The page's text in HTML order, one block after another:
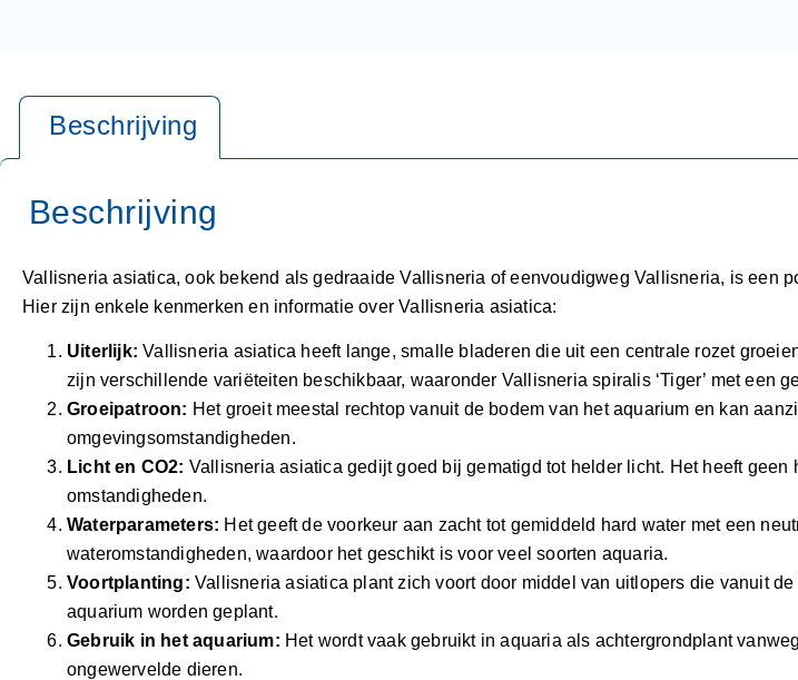
Vallisneria asiatica, ook bekend als gedraaide Vallisneria of eenvoudigweg Vallisneria, is een
Hier zijn enkele kenmerken en informatie over Vallisneria asiatica:
Uiterlijk: Vallisneria asiatica heeft lange, smalle bladeren die uit een centrale rozet
zijn verschillende variëteiten beschikbaar, waaronder Vallisneria spiralis ‘Tiger’ met een
Groeipatroon: Het groeit meestal rechtop vanuit de bodem van het aquarium en kan
omgevingsomstandigheden.
Licht en CO2: Vallisneria asiatica gedijt goed bij gematigd tot helder licht. Het heeft
omstandigheden.
Waterparameters: Het geeft de voorkeur aan zacht tot gemiddeld hard water met een
wateromstandigheden, waardoor het geschikt is voor veel soorten aquaria.
Voortplanting: Vallisneria asiatica plant zich voort door middel van uitlopers die vanuit
aquarium worden geplant.
Gebruik in het aquarium: Het wordt vaak gebruikt in aquaria als achtergrondplant
ongewervelde dieren.